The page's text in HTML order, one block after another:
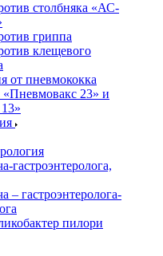
столбняка «АС-
гриппа
клещевого
от пневмококка
23» и
гастроэнтеролога,
– гастроэнтеролога-
пилори